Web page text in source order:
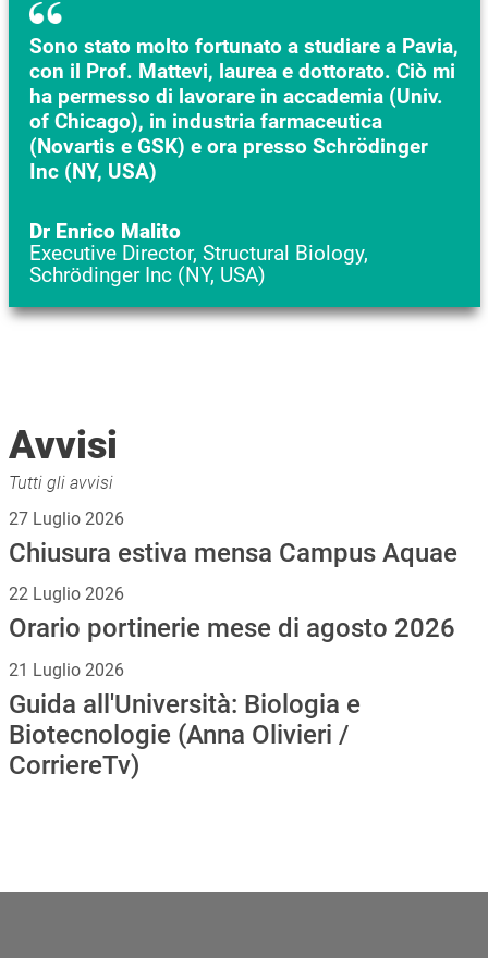
Sono stato molto fortunato a studiare a Pavia,
con il Prof. Mattevi, laurea e dottorato. Ciò mi
ha permesso di lavorare in accademia (Univ.
of Chicago), in industria farmaceutica
(Novartis e GSK) e ora presso Schrödinger
Inc (NY, USA)
Dr Enrico Malito
Executive Director, Structural Biology,
Schrödinger Inc (NY, USA)
Tutti gli avvisi
Avvisi
27 Luglio 2026
Chiusura estiva mensa Campus Aquae
22 Luglio 2026
Orario portinerie mese di agosto 2026
21 Luglio 2026
Guida all'Università: Biologia e
Biotecnologie (Anna Olivieri /
CorriereTv)